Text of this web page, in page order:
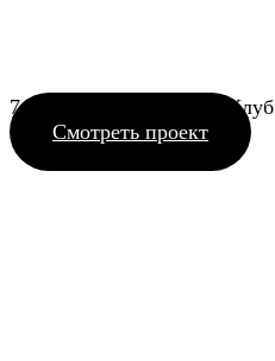
748_19, 2509_19 Гольф Клуб
Смотреть проект